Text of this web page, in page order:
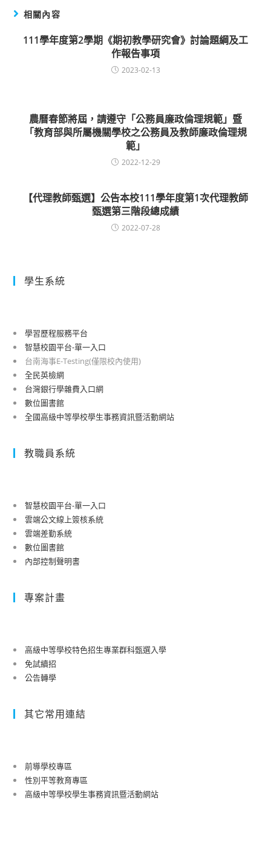
相關內容
111學年度第2學期《期初教學研究會》討論題綱及工
作報告事項
2023-02-13
農曆春節將屆，請遵守「公務員廉政倫理規範」暨
「教育部與所屬機關學校之公務員及教師廉政倫理規
範」
2022-12-29
【代理教師甄選】公告本校111學年度第1次代理教師
甄選第三階段總成績
2022-07-28
學生系統
學習歷程服務平台
智慧校園平台-單一入口
台南海事E-Testing(僅限校內使用)
全民英檢網
台灣銀行學雜費入口網
數位圖書館
全國高級中等學校學生事務資訊暨活動網站
教職員系統
智慧校園平台-單一入口
雲端公文線上簽核系統
雲端差勤系統
數位圖書館
內部控制聲明書
專案計畫
高級中等學校特色招生專業群科甄選入學
免試續招
公告轉學
其它常用連結
前導學校專區
性別平等教育專區
高級中等學校學生事務資訊暨活動網站